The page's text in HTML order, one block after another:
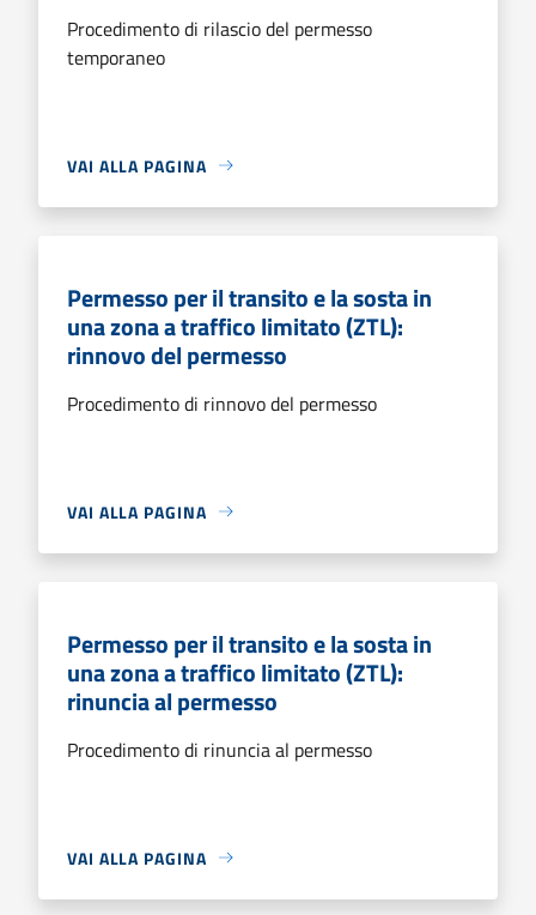
Procedimento di rilascio del permesso
temporaneo
VAI ALLA PAGINA
Permesso per il transito e la sosta in
una zona a traffico limitato (ZTL):
rinnovo del permesso
Procedimento di rinnovo del permesso
VAI ALLA PAGINA
Permesso per il transito e la sosta in
una zona a traffico limitato (ZTL):
rinuncia al permesso
Procedimento di rinuncia al permesso
VAI ALLA PAGINA